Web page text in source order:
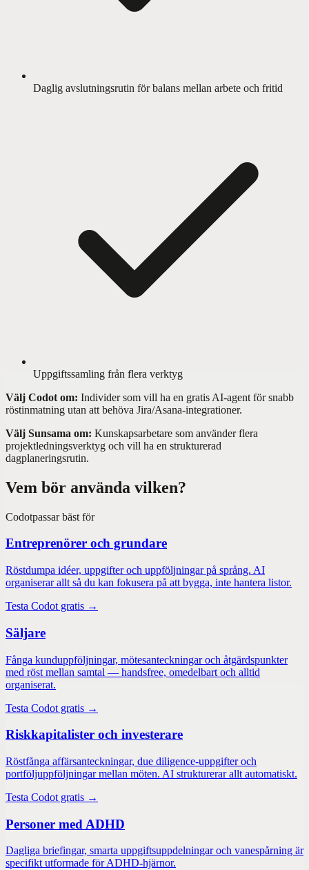
Daglig avslutningsrutin för balans mellan arbete och fritid
Uppgiftssamling från flera verktyg
Välj Codot om: Individer som vill ha en gratis AI-agent för snabb
röstinmatning utan att behöva Jira/Asana-integrationer.
Välj Sunsama om: Kunskapsarbetare som använder flera
projektledningsverktyg och vill ha en strukturerad
dagplaneringsrutin.
Vem bör använda vilken?
Codotpassar bäst för
Entreprenörer och grundare
Röstdumpa idéer, uppgifter och uppföljningar på språng. AI
organiserar allt så du kan fokusera på att bygga, inte hantera listor.
Testa Codot gratis →
Säljare
Fånga kunduppföljningar, mötesanteckningar och åtgärdspunkter
med röst mellan samtal — handsfree, omedelbart och alltid
organiserat.
Testa Codot gratis →
Riskkapitalister och investerare
Röstfånga affärsanteckningar, due diligence-uppgifter och
portföljuppföljningar mellan möten. AI strukturerar allt automatiskt.
Testa Codot gratis →
Personer med ADHD
Dagliga briefingar, smarta uppgiftsuppdelningar och vanespårning är
specifikt utformade för ADHD-hjärnor.